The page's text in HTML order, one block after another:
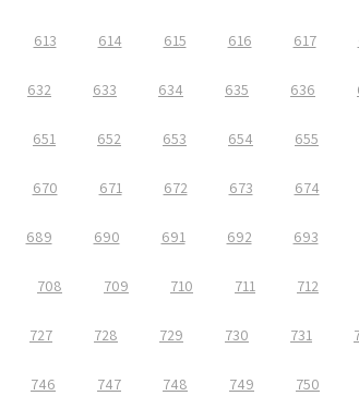
613 614 615 616 617
632 633 634 635 636
651 652 653 654 655
670 671 672 673 674
689 690 691 692 693
708 709 710 711 712
727 728 729 730 731
746 747 748 749 750